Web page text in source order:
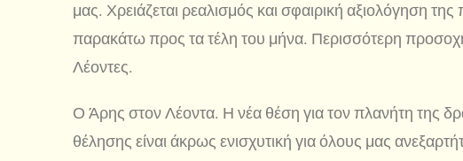
μας. Χρειάζεται ρεαλισμός και σφαιρική αξιολόγηση
παρακάτω προς τα τέλη του μήνα. Περισσότερη
Λέοντες.
Ο Άρης στον Λέοντα. Η νέα θέση για τον πλανήτη της
θέλησης είναι άκρως ενισχυτική για όλους μας